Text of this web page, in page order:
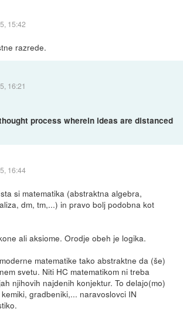
15:42
razrede.
16:21
process wherein ideas are distanced
16:44
si matematika (abstraktna algebra,
dm, tm,...) in pravo bolj podobna kot
ali aksiome. Orodje obeh je logika.
matematike tako abstraktne da (še)
svetu. Niti HC matematikom ni treba
njihovih najdenih konjektur. To delajo(mo)
gradbeniki,... naravoslovci IN